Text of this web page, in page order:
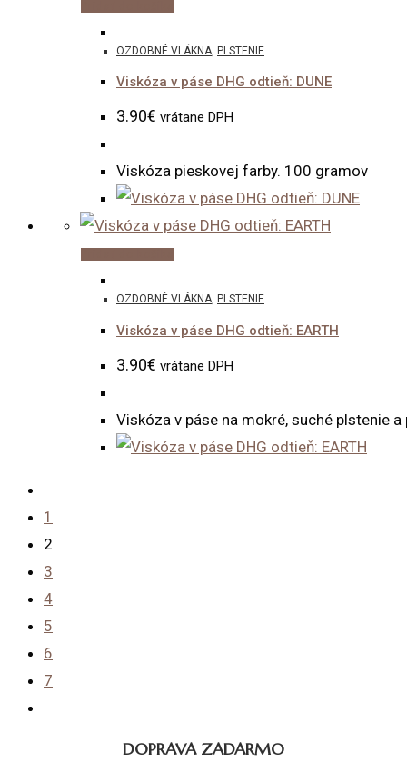
OZDOBNÉ VLÁKNA PLSTENIE
Viskóza v páse DHG odtieň: DUNE
3.90€ vrátane DPH
Viskóza pieskovej farby. 100 gramov
OZDOBNÉ VLÁKNA, PLSTENIE
Viskóza v páse DHG odtieň: EARTH
3.90€ vrátane DPH
Viskóza v páse na mokré, suché plstenie
1
2
3
4
5
6
7
DOPRAVA ZADARMO